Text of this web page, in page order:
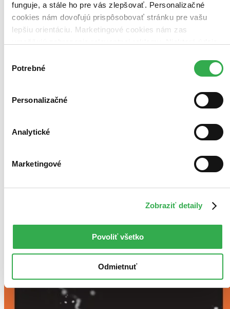
funguje, a stále ho pre vás zlepšovať. Personalizačné
cookies nám dovoľujú prispôsobovať stránku pre vašu
lepšiu orientáciu. Marketingové cookies nám zas
keby sme mohli používať všetky tieto cookies. Ďakujeme!
súhlasu
Potrebné
Personalizačné
Analytické
Marketingové
Zobraziť detaily
Povoliť všetko
Odmietnuť